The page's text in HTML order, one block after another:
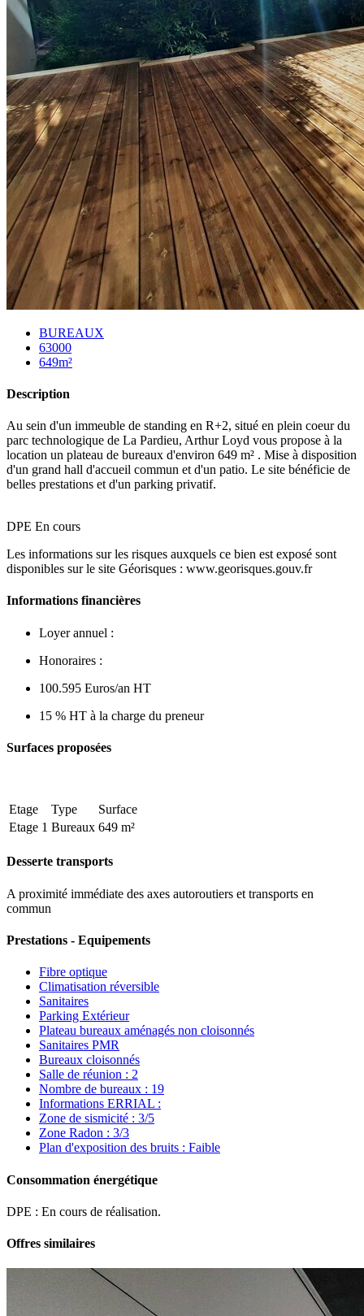
BUREAUX
63000
649m²
Description
Au sein d'un immeuble de standing en R+2, situé en plein coeur du
parc technologique de La Pardieu, Arthur Loyd vous propose à la
location un plateau de bureaux d'environ 649 m² . Mise à disposition
d'un grand hall d'accueil commun et d'un patio. Le site bénéficie de
belles prestations et d'un parking privatif.
DPE En cours
Les informations sur les risques auxquels ce bien est exposé sont
disponibles sur le site Géorisques : www.georisques.gouv.fr
Informations financières
Loyer annuel :
Honoraires :
100.595 Euros/an HT
15 % HT à la charge du preneur
Surfaces proposées
Etage Type
Surface
Etage 1 Bureaux 649 m²
Desserte transports
A proximité immédiate des axes autoroutiers et transports en
commun
Prestations - Equipements
Fibre optique
Climatisation réversible
Sanitaires
Parking Extérieur
Plateau bureaux aménagés non cloisonnés
Sanitaires PMR
Bureaux cloisonnés
Salle de réunion : 2
Nombre de bureaux : 19
Informations ERRIAL :
Zone de sismicité : 3/5
Zone Radon : 3/3
Plan d'exposition des bruits : Faible
Consommation énergétique
DPE : En cours de réalisation.
Offres similaires